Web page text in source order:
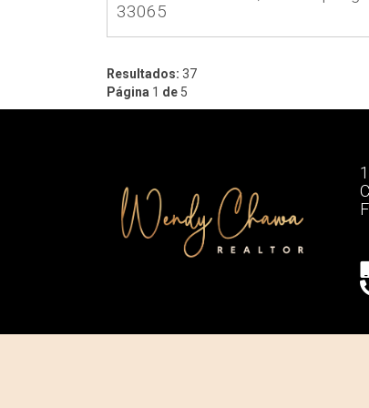
33065
Resultados: 37
Página 1 de 5